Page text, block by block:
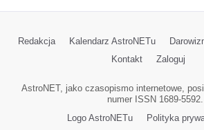
Redakcja Kalendarz AstroNETu
Kontakt
Zaloguj
AstroNET, jako czasopismo internetowe,
numer ISSN 1689-5592.
Logo AstroNETu
Polityka